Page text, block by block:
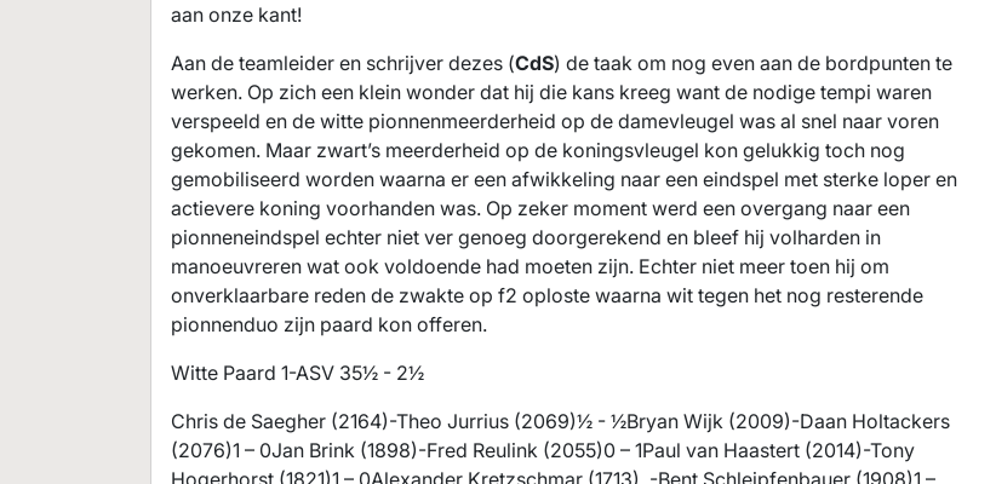
aan onze kant!
Aan de teamleider en schrijver dezes (CdS) de taak om nog even aan de bordpunten te
werken. Op zich een klein wonder dat hij die kans kreeg want de nodige tempi waren
verspeeld en de witte pionnenmeerderheid op de damevleugel was al snel naar voren
gekomen. Maar zwart’s meerderheid op de koningsvleugel kon gelukkig toch nog
gemobiliseerd worden waarna er een afwikkeling naar een eindspel met sterke loper en
actievere koning voorhanden was. Op zeker moment werd een overgang naar een
pionneneindspel echter niet ver genoeg doorgerekend en bleef hij volharden in
manoeuvreren wat ook voldoende had moeten zijn. Echter niet meer toen hij om
onverklaarbare reden de zwakte op f2 oploste waarna wit tegen het nog resterende
pionnenduo zijn paard kon offeren.
Witte Paard 1-ASV 35½ - 2½
Chris de Saegher (2164)-Theo Jurrius (2069)½ - ½Bryan Wijk (2009)-Daan Holtackers
(2076)1 – 0Jan Brink (1898)-Fred Reulink (2055)0 – 1Paul van Haastert (2014)-Tony
Hogerhorst (1821)1 – 0Alexander Kretzschmar (1713) -Bent Schleipfenbauer (1908)1 –